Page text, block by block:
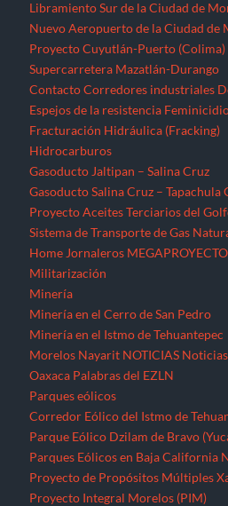
Libramiento Sur de la Ciudad de
Nuevo Aeropuerto de la Ciudad de
Proyecto Cuyutlán-Puerto (Colima)
Supercarretera Mazatlán-Durango
Contacto Corredores industriales
Espejos de la resistencia
Fracturación Hidráulica (Fracking)
Hidrocarburos
Gasoducto Jaltipan – Salina Cruz
Gasoducto Salina Cruz – Tapachula
Proyecto Aceites Terciarios del
Sistema de Transporte de Gas
Home Jornaleros
Militarización
Minería
Minería en el Cerro de San Pedro
Minería en el Istmo de Tehuantepec
Morelos Nayarit NOTICIAS
Oaxaca Palabras del EZLN
Parques eólicos
Corredor Eólico del Istmo de
Parque Eólico Dzilam de Bravo
Parques Eólicos en Baja California
Proyecto de Propósitos Múltiples
Proyecto Integral Morelos (PIM)